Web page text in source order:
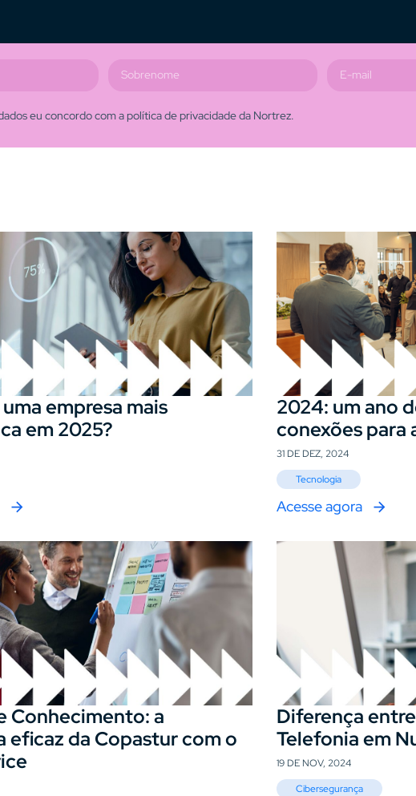
eu concordo com a política de privacidade da Nortrez.
empresa mais
em 2025?
2024: um ano
conexões para
31 DE DEZ, 2024
Tecnologia
Acesse agora
Conhecimento: a
eficaz da Copastur com o
Diferença
Telefonia em
19 DE NOV, 2024
Cibersegurança